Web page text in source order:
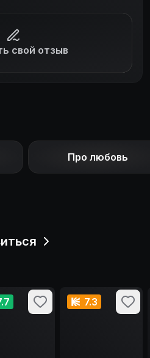
свой отзыв
Про любовь
7.3